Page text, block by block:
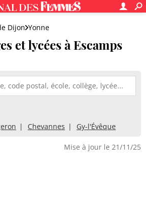
Dijon Yonne
et lycées à Escamps
Chevannes Gy-l'Évêque
Mise à jour le 21/11/25